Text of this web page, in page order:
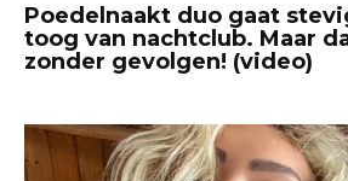
Poedelnaakt duo gaat
toog van nachtclub. Maar
zonder gevolgen! (video)